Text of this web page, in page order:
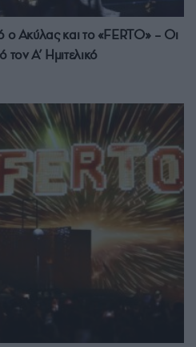
ο Ακύλας και το «FERTO» – Οι
Α’ Ημιτελικό